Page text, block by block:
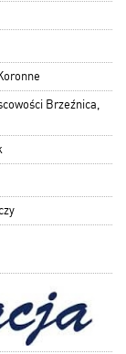
Brzeźnica,